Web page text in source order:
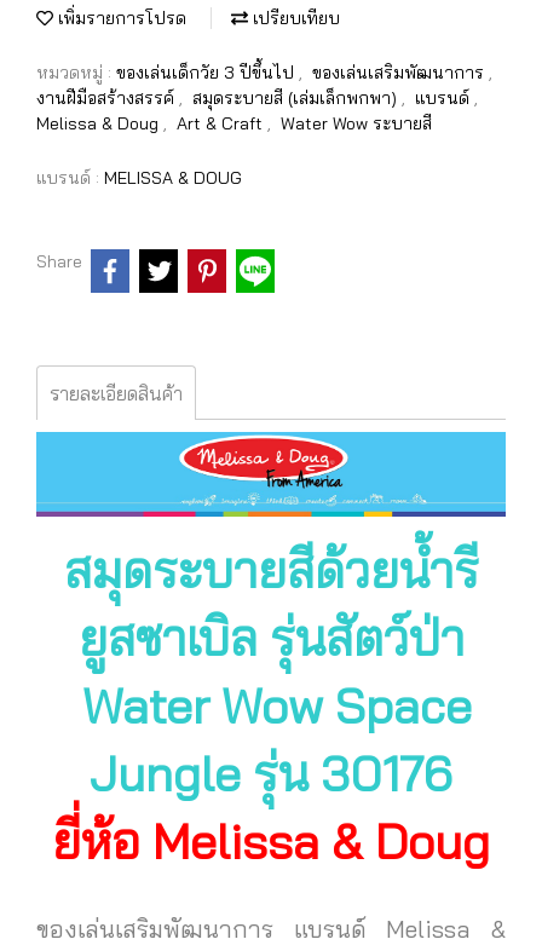
เพิ่มรายการโปรด เปรียบเทียบ
หมวดหมู่ : ของเล่นเด็กวัย 3 ปีขึ้นไป , ของเล่นเสริมพัฒนาการ ,
งานฝีมือสร้างสรรค์ , สมุดระบายสี (เล่มเล็กพกพา) , แบรนด์ ,
Melissa & Doug , Art & Craft , Water Wow ระบายสี
แบรนด์ : MELISSA & DOUG
Share
รายละเอียดสินค้า
สมุดระบายสีด้วยน้ำรี
ยูสซาเบิล รุ่นสัตว์ป่า
Water Wow Space
Jungle รุ่น 30176
ยี่ห้อ Melissa & Doug
ของเล่นเสริมพัฒนาการ แบรนด์ Melissa &